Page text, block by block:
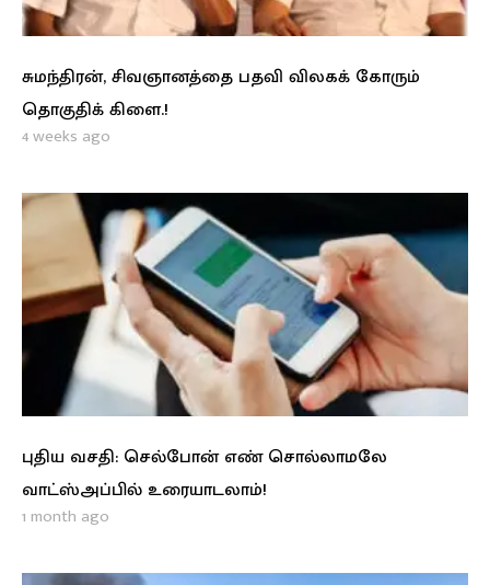
சுமந்திரன், சிவஞானத்தை பதவி விலகக் கோரும்
தொகுதிக் கிளை.!
4 weeks ago
புதிய வசதி: செல்போன் எண் சொல்லாமலே
வாட்ஸ்அப்பில் உரையாடலாம்!
1 month ago